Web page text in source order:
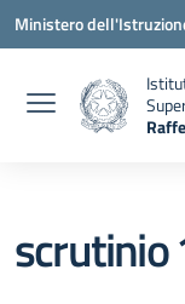
Vai ai contenuti
Vai al menu di
Vai al footer
Ministero
scrutinio